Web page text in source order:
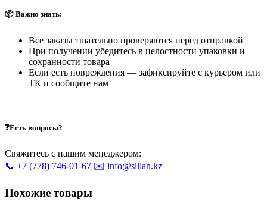
📦 Важно знать:
Все заказы тщательно проверяются перед отправкой
При получении убедитесь в целостности упаковки и
сохранности товара
Если есть повреждения — зафиксируйте с курьером или
ТК и сообщите нам
❓Есть вопросы?
Свяжитесь с нашим менеджером:
📞 +7 (778) 746-01-67 ✉️ info@sillan.kz
Похожие товары